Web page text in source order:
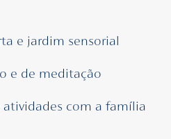
e jardim sensorial
e de meditação
atividades com a família